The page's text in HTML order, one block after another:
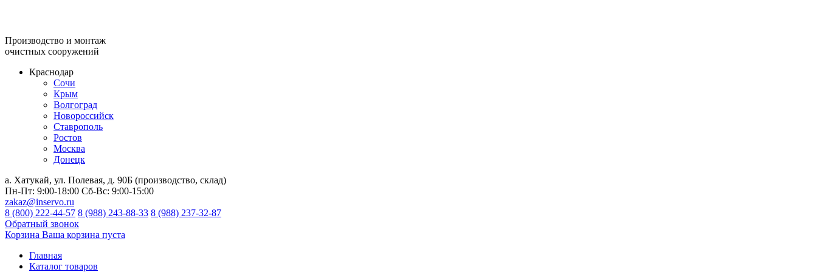
Производство и монтаж
очистных сооружений
Краснодар
Сочи
Крым
Волгоград
Новороссийск
Ставрополь
Ростов
Москва
Донецк
а. Хатукай, ул. Полевая, д. 90Б (производство, склад)
Пн-Пт: 9:00-18:00 Сб-Вс: 9:00-15:00
zakaz@inservo.ru
8 (800) 222-44-57 8 (988) 243-88-33 8 (988) 237-32-87
Обратный звонок
Корзина Ваша корзина пуста
Главная
Каталог товаров